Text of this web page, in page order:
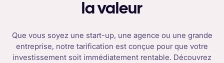
la valeur
Que vous soyez une start-up, une agence ou une grande
entreprise, notre tarification est conçue pour que votre
investissement soit immédiatement rentable. Découvrez